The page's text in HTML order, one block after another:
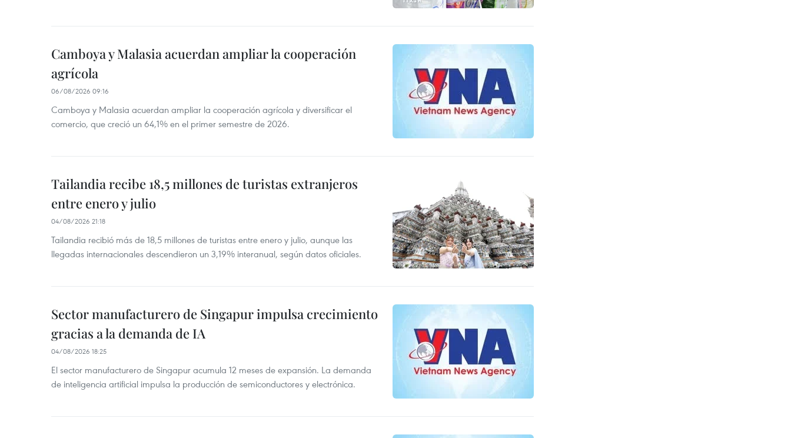
Camboya y Malasia acuerdan ampliar la cooperación
agrícola
06/08/2026 09:16
Camboya y Malasia acuerdan ampliar la cooperación agrícola y diversificar el
comercio, que creció un 64,1% en el primer semestre de 2026.
Tailandia recibe 18,5 millones de turistas extranjeros
entre enero y julio
04/08/2026 21:18
Tailandia recibió más de 18,5 millones de turistas entre enero y julio, aunque las
llegadas internacionales descendieron un 3,19% interanual, según datos oficiales.
Sector manufacturero de Singapur impulsa crecimiento
gracias a la demanda de IA
04/08/2026 18:25
El sector manufacturero de Singapur acumula 12 meses de expansión. La demanda
de inteligencia artificial impulsa la producción de semiconductores y electrónica.